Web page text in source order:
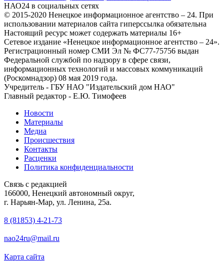
НАО24 в социальных сетях
© 2015-2020 Ненецкое информационное агентство – 24. При
использовании материалов сайта гиперссылка обязательна
Настоящий ресурс может содержать материалы 16+
Сетевое издание «Ненецкое информационное агентство – 24».
Регистрационный номер СМИ Эл № ФС77-75756 выдан
Федеральной службой по надзору в сфере связи,
информационных технологий и массовых коммуникаций
(Роскомнадзор) 08 мая 2019 года.
Учредитель - ГБУ НАО "Издательский дом НАО"
Главный редактор - Е.Ю. Тимофеев
Новости
Материалы
Медиа
Происшествия
Контакты
Расценки
Политика конфиденциальности
Связь с редакцией
166000, Ненецкий автономный округ,
г. Нарьян-Мар, ул. Ленина, 25а.
8 (81853) 4-21-73
nao24ru@mail.ru
Карта сайта